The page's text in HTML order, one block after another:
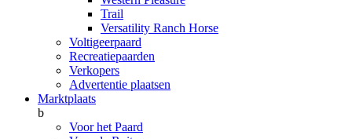
Trail
Versatility Ranch Horse
Voltigeerpaard
Recreatiepaarden
Verkopers
Advertentie plaatsen
Marktplaats
b
Voor het Paard